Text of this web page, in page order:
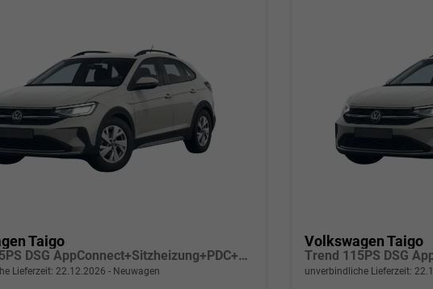
Taigo
Trend 115PS DSG AppConnect+Sitzheizung+PDC+Alu16+LED+DAB+FrontAssist
Lieferzeit: 22.12.2026 Neuwagen
Volkswagen Taigo
unverbindliche Lieferzeit: